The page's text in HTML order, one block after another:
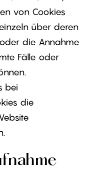
von Cookies
über deren
die Annahme
Fälle oder
bei
die